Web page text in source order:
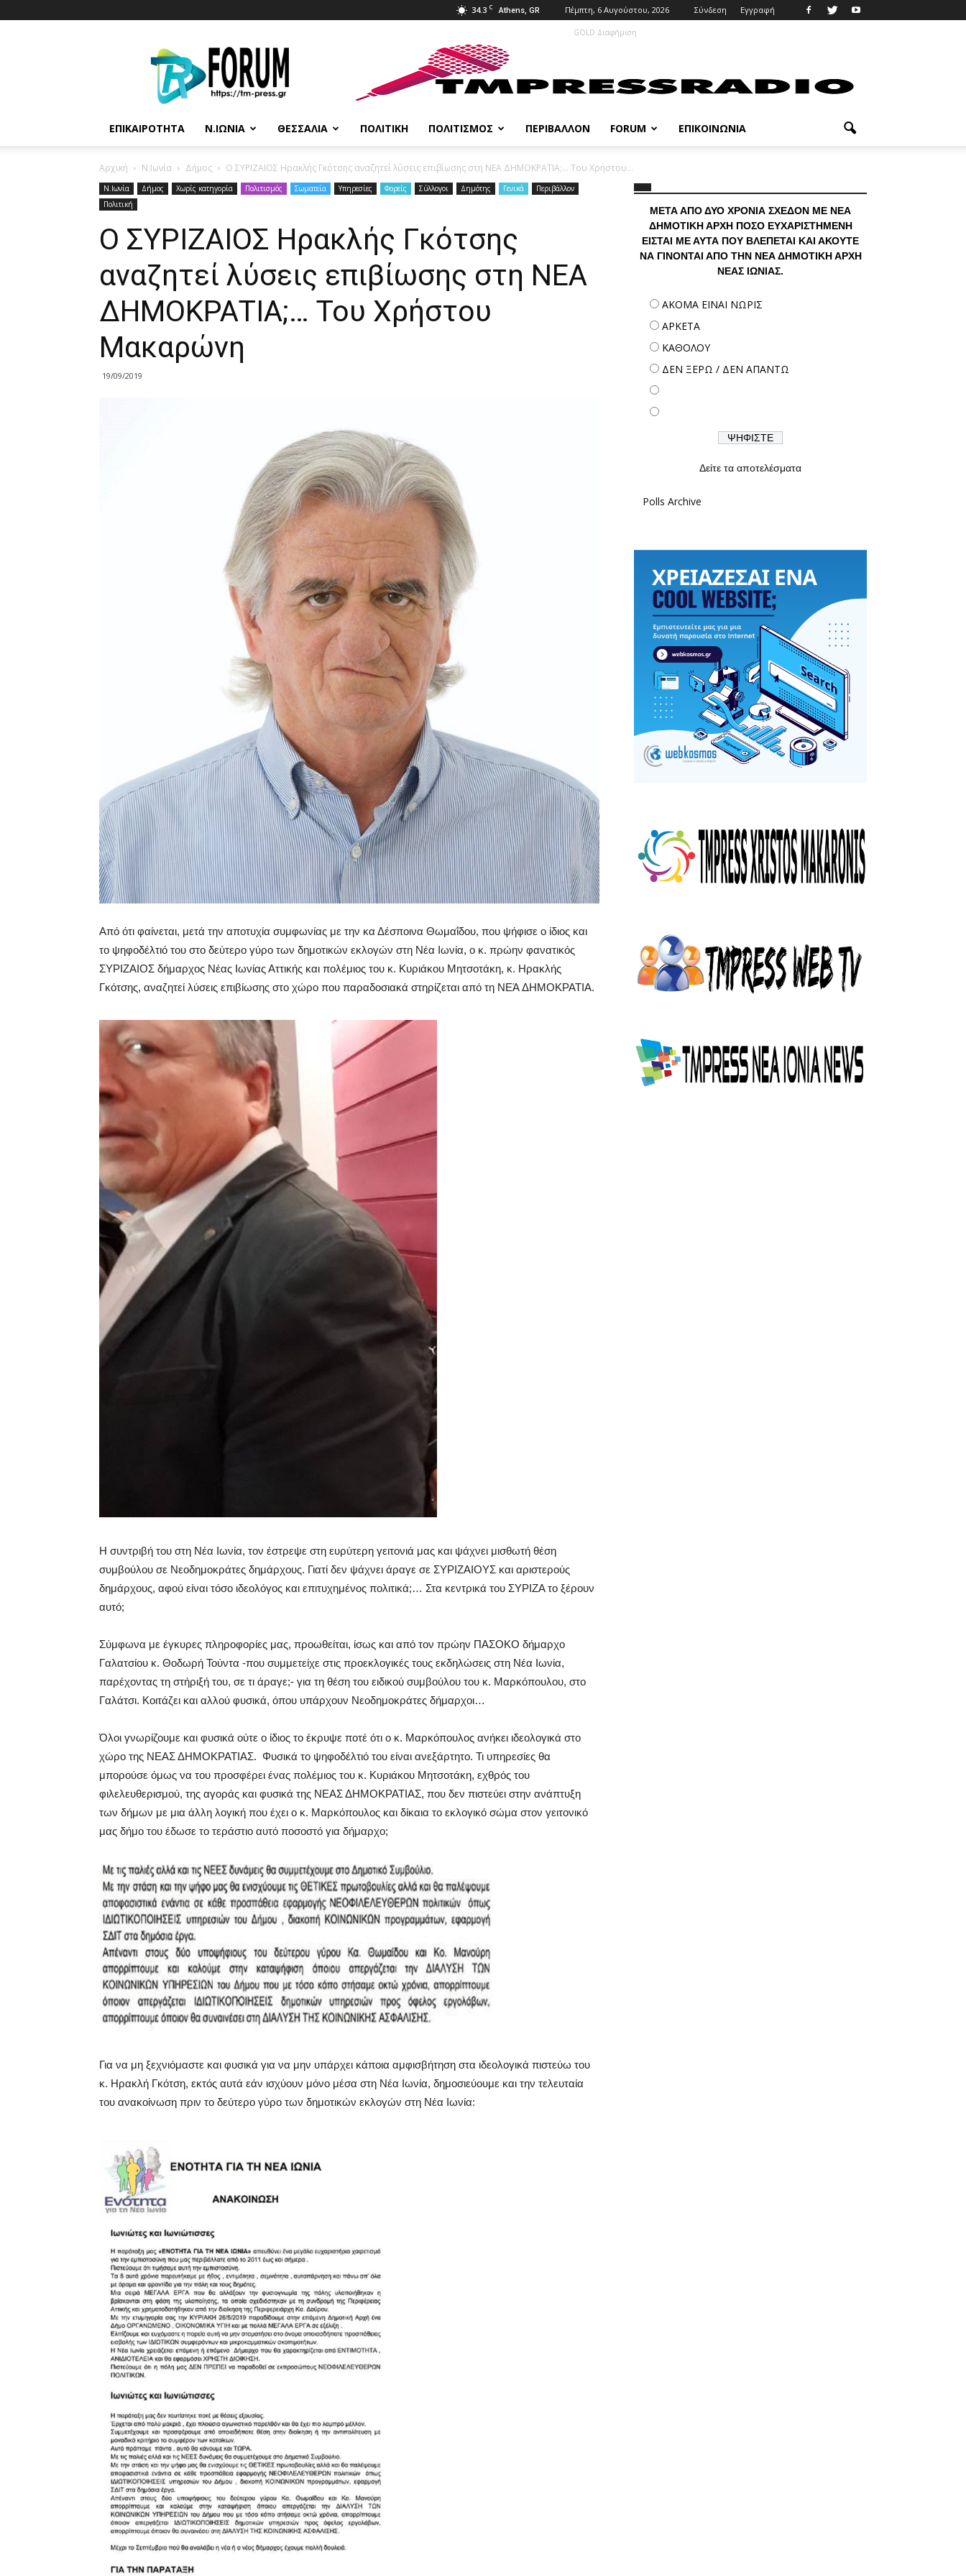
34.3 C Athens, GR Πέμπτη, 6 Αυγούστου, 2026 Σύνδεση Εγγραφή
Press
GOLD Διαφήμιση
ΕΠΙΚΑΙΡΌΤΗΤΑ Ν.ΙΩΝΊΑ ΘΕΣΣΑΛΊΑ ΠΟΛΙΤΙΚΉ ΠΟΛΙΤΙΣΜΌΣ ΠΕΡΙΒΆΛΛΟΝ FORUM ΕΠΙΚΟΙΝΩΝΊΑ
Αρχική N.Ιωνία Δήμος Ο ΣΥΡΙΖΑΙΟΣ Ηρακλής Γκότσης αναζητεί λύσεις επιβίωσης στη ΝΕΑ ΔΗΜΟΚΡΑΤΙΑ;… Του Χρήστου...
N.Ιωνία Δήμος Χωρίς κατηγορία Πολιτισμός Σωματεία Υπηρεσίες Φορείς Σύλλογοι Δημότης Γενικά
Περιβάλλον
Πολιτική
Ο ΣΥΡΙΖΑΙΟΣ Ηρακλής Γκότσης
αναζητεί λύσεις επιβίωσης στη ΝΕΑ
ΔΗΜΟΚΡΑΤΙΑ;… Του Χρήστου
Μακαρώνη
19/09/2019
Από ότι φαίνεται, μετά την αποτυχία συμφωνίας με την κα Δέσποινα Θωμαΐδου, που ψήφισε ο ίδιος και
το ψηφοδέλτιό του στο δεύτερο γύρο των δημοτικών εκλογών στη Νέα Ιωνία, ο κ. πρώην φανατικός
ΣΥΡΙΖΑΙΟΣ δήμαρχος Νέας Ιωνίας Αττικής και πολέμιος του κ. Κυριάκου Μητσοτάκη, κ. Ηρακλής
Γκότσης, αναζητεί λύσεις επιβίωσης στο χώρο που παραδοσιακά στηρίζεται από τη ΝΕΆ ΔΗΜΟΚΡΑΤΙΑ.
Η συντριβή του στη Νέα Ιωνία, τον έστρεψε στη ευρύτερη γειτονιά μας και ψάχνει μισθωτή θέση
συμβούλου σε Νεοδημοκράτες δημάρχους. Γιατί δεν ψάχνει άραγε σε ΣΥΡΙΖΑΙΟΥΣ και αριστερούς
δημάρχους, αφού είναι τόσο ιδεολόγος και επιτυχημένος πολιτικά;… Στα κεντρικά του ΣΥΡΙΖΑ το ξέρουν
αυτό;
Σύμφωνα με έγκυρες πληροφορίες μας, προωθείται, ίσως και από τον πρώην ΠΑΣΟΚΟ δήμαρχο
Γαλατσίου κ. Θοδωρή Τούντα -που συμμετείχε στις προεκλογικές τους εκδηλώσεις στη Νέα Ιωνία,
παρέχοντας τη στήριξή του, σε τι άραγε;- για τη θέση του ειδικού συμβούλου του κ. Μαρκόπουλου, στο
Γαλάτσι. Κοιτάζει και αλλού φυσικά, όπου υπάρχουν Νεοδημοκράτες δήμαρχοι…
Όλοι γνωρίζουμε και φυσικά ούτε ο ίδιος το έκρυψε ποτέ ότι ο κ. Μαρκόπουλος ανήκει ιδεολογικά στο
χώρο της ΝΕΑΣ ΔΗΜΟΚΡΑΤΙΑΣ. Φυσικά το ψηφοδέλτιό του είναι ανεξάρτητο. Τι υπηρεσίες θα
μπορούσε όμως να του προσφέρει ένας πολέμιος του κ. Κυριάκου Μητσοτάκη, εχθρός του
φιλελευθερισμού, της αγοράς και φυσικά της ΝΕΑΣ ΔΗΜΟΚΡΑΤΙΑΣ, που δεν πιστεύει στην ανάπτυξη
των δήμων με μια άλλη λογική που έχει ο κ. Μαρκόπουλος και δίκαια το εκλογικό σώμα στον γειτονικό
μας δήμο του έδωσε το τεράστιο αυτό ποσοστό για δήμαρχο;
Για να μη ξεχνιόμαστε και φυσικά για να μην υπάρχει κάποια αμφισβήτηση στα ιδεολογικά πιστεύω του
κ. Ηρακλή Γκότση, εκτός αυτά εάν ισχύουν μόνο μέσα στη Νέα Ιωνία, δημοσιεύουμε και την τελευταία
του ανακοίνωση πριν το δεύτερο γύρο των δημοτικών εκλογών στη Νέα Ιωνία:
ΜΕΤΑ ΑΠΟ ΔΥΟ ΧΡΟΝΙΑ ΣΧΕΔΟΝ ΜΕ ΝΕΑ
ΔΗΜΟΤΙΚΗ ΑΡΧΗ ΠΟΣΟ ΕΥΧΑΡΙΣΤΗΜΕΝΗ
ΕΙΣΤΑΙ ΜΕ ΑΥΤΑ ΠΟΥ ΒΛΕΠΕΤΑΙ ΚΑΙ ΑΚΟΥΤΕ
ΝΑ ΓΙΝΟΝΤΑΙ ΑΠΟ ΤΗΝ ΝΕΑ ΔΗΜΟΤΙΚΗ ΑΡΧΗ
ΝΕΑΣ ΙΩΝΙΑΣ.
ΑΚΟΜΑ ΕΙΝΑΙ ΝΩΡΙΣ
ΑΡΚΕΤΑ
ΚΑΘΟΛΟΥ
ΔΕΝ ΞΕΡΩ / ΔΕΝ ΑΠΑΝΤΩ
Δείτε τα αποτελέσματα
Polls Archive